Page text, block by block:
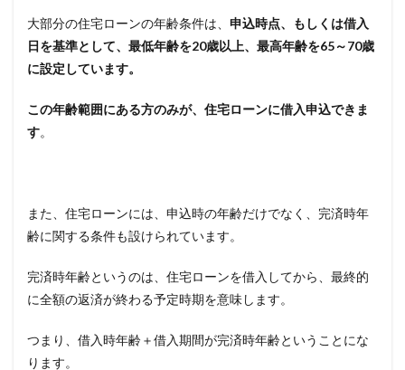
大部分の住宅ローンの年齢条件は、 申込時点、もしくは借入
日を基準として、最低年齢を20歳以上、最高年齢を65～70歳
に設定しています。
この年齢範囲にある方のみが、住宅ローンに借入申込できま
す。
また、住宅ローンには、申込時の年齢だけでなく、完済時年
齢に関する条件も設けられています。
完済時年齢というのは、住宅ローンを借入してから、最終的
に全額の返済が終わる予定時期を意味します。
つまり、借入時年齢＋借入期間が完済時年齢ということにな
ります。